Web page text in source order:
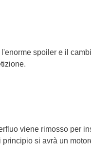
spoiler e il
viene rimosso per
principio si avrà un